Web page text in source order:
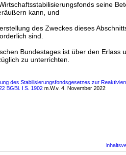
seine
kann, und
des Zweckes dieses
sind.
Bundestages ist über den Erlass
zu unterrichten.
des Stabilisierungsfondsgesetzes zur
BGBl. I S. 1902 m.W.v. 4. November 2022